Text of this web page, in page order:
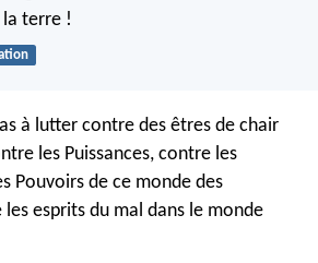
terre !
à lutter contre des êtres de chair
les Puissances, contre les
Pouvoirs de ce monde des
esprits du mal dans le monde